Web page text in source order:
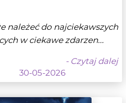
należeć do najciekawszych
w ciekawe zdarzen...
- Czytaj dalej
30-05-2026